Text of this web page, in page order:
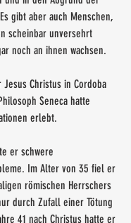
gibt aber auch Menschen,
scheinbar unversehrt
noch an ihnen wachsen.
Christus in Cordoba
Seneca hatte
erlebt.
er schwere
Im Alter von 35 fiel er
römischen Herrschers
durch Zufall einer Tötung
41 nach Christus hatte er